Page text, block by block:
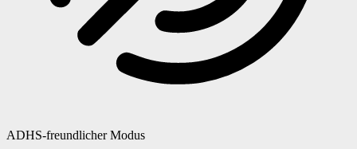
ADHS-freundlicher Modus